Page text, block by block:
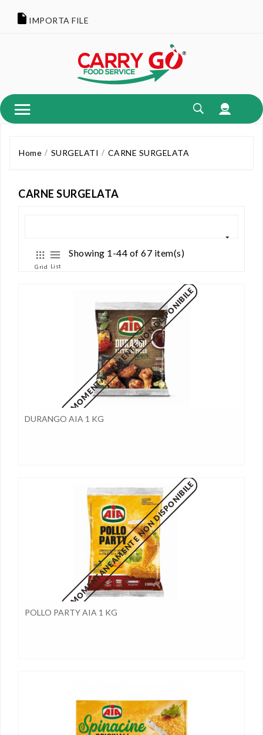
IMPORTA FILE
Home SURGELATI CARNE SURGELATA
CARNE SURGELATA
Grid List
Showing 1-44 of 67 item(s)
MOMENTANEAMENTE NON DISPONIBILE
DURANGO AIA 1 KG
MOMENTANEAMENTE NON DISPONIBILE
POLLO PARTY AIA 1 KG